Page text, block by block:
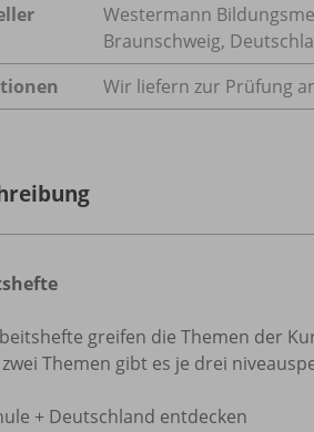
Westermann
Braunschweig,
Wir liefern zur Prüfung
greifen die Themen der
Themen gibt es je drei
+ Deutschland entdecken